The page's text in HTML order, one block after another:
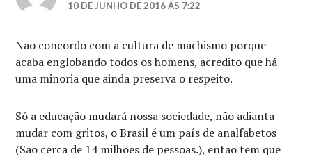
10 DE JUNHO DE 2016 ÀS 7:22
Não concordo com a cultura de machismo porque
acaba englobando todos os homens, acredito que há
uma minoria que ainda preserva o respeito.
Só a educação mudará nossa sociedade, não adianta
mudar com gritos, o Brasil é um país de analfabetos
(São cerca de 14 milhões de pessoas.), então tem que